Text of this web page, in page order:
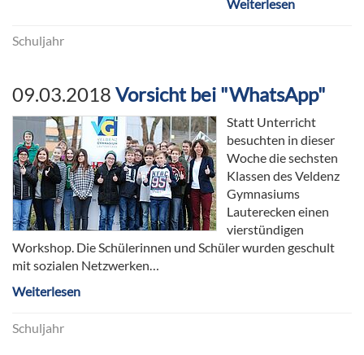
Weiterlesen
Schuljahr
09.03.2018 Vorsicht bei "WhatsApp"
Statt Unterricht
besuchten in dieser
Woche die sechsten
Klassen des Veldenz
Gymnasiums
Lauterecken einen
vierstündigen
Workshop. Die Schülerinnen und Schüler wurden geschult
mit sozialen Netzwerken…
Weiterlesen
Schuljahr